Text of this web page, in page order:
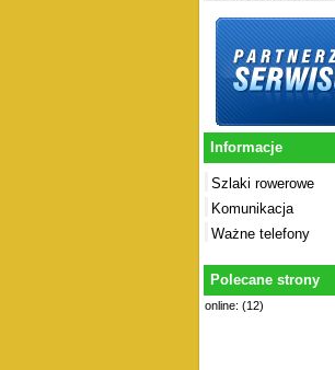
Informacje
Szlaki rowerowe
Komunikacja
Ważne telefony
Polecane strony
online: (12)